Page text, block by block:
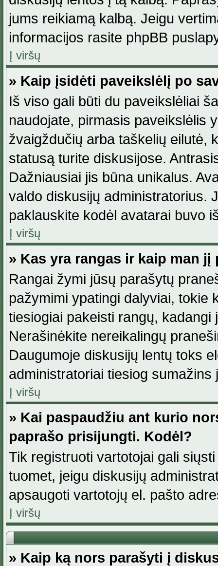
jums reikiamą kalbą. Jeigu
informacijos rasite phpBB
Į viršų
» Kaip įsidėti paveikslėlį po
Iš viso gali būti du paveikslėliai
naudojate, pirmasis paveikslėlis
žvaigždučių arba taškelių eilutė,
statusą turite diskusijose.
Dažniausiai jis būna unikalus.
valdo diskusijų administratorius.
paklauskite kodėl avatarai buvo
Į viršų
» Kas yra rangas ir kaip man jį
Rangai žymi jūsų parašytų
pažymimi ypatingi dalyviai, tokie
tiesiogiai pakeisti rangų,
Nerašinėkite nereikalingų
Daugumoje diskusijų lentų toks
administratoriai tiesiog
Į viršų
» Kai paspaudžiu ant kurio
paprašo prisijungti. Kodėl?
Tik registruoti vartotojai gali
tuomet, jeigu diskusijų
apsaugoti vartotojų el. pašto
Į viršų
» Kaip ką nors parašyti į